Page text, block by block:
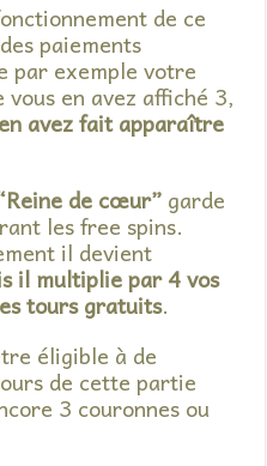
de ce
paiements
par exemple votre
en avez affiché 3,
avez fait apparaître
de cœur” garde
les free spins.
il devient
il multiplie par 4 vos
tours gratuits.
éligible à de
de cette partie
3 couronnes ou